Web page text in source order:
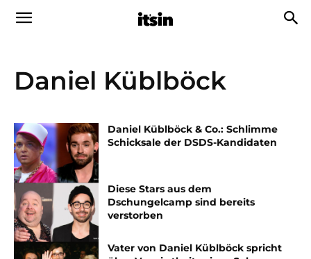
Daniel Küblböck
Daniel Küblböck & Co.: Schlimme
Schicksale der DSDS-Kandidaten
Diese Stars aus dem
Dschungelcamp sind bereits
verstorben
Vater von Daniel Küblböck spricht